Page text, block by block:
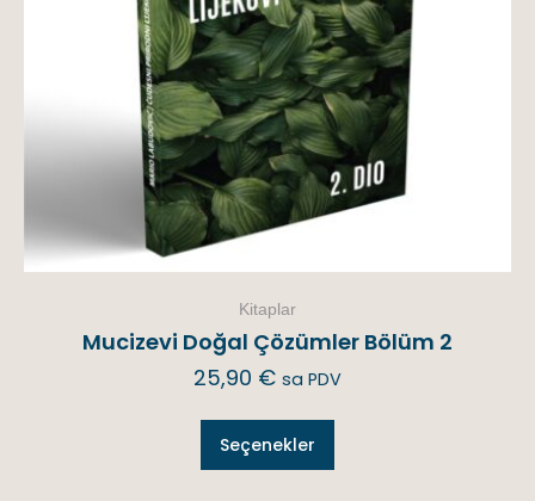
Kitaplar
Mucizevi Doğal Çözümler Bölüm 2
25,90 € sa PDV
Seçenekler